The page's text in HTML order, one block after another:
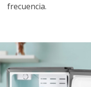
frecuencia.